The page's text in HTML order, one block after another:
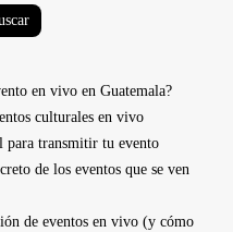
en vivo en Guatemala?
culturales en vivo
para transmitir tu evento
de los eventos que se ven
de eventos en vivo (y cómo